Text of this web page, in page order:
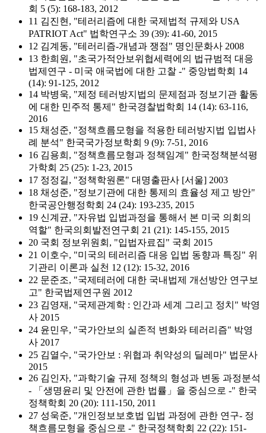
회 5 (5): 168-183, 2012
11 김진현, "테러리즘에 대한 국제법적 규제와 USA
PATRIOT Act" 법학연구소 39 (39): 41-60, 2015
12 김계동, "테러리즘-개념과 쟁점" 명인문화사 2008
13 한희원, "초국가적안보위협세력에의 법규범적 대응
법제연구 - 미국 애국법에 대한 고찰 -" 중앙법학회 14
(14): 91-125, 2012
14 박병욱, "제정 테러방지법의 문제점과 정보기관 활동
에 대한 민주적 통제" 한국경찰법학회 14 (14): 63-116,
2016
15 채성준, "정책흐름모형을 적용한 테러방지법 입법사
례 분석" 한국국가정보학회 9 (9): 7-51, 2016
16 김용희, "정책흐름모형과 정책임계" 한국정책분석평
가학회 25 (25): 1-23, 2015
17 정정길, "정책학원론" 대명출판사 [서울] 2003
18 채성준, "정보기관에 대한 통제의 효율성 제고 방안"
한국공안행정학회 24 (24): 193-235, 2015
19 신계균, "자유법 입법과정을 통해서 본 미국 의회의
역할" 한국의회발전연구회 21 (21): 145-155, 2015
20 국회 정보위원회, "입법자료집" 국회 2015
21 이호수, "미국의 테러리즘 대응 입법 동향과 특징" 위
기관리 이론과 실천 12 (12): 15-32, 2016
22 문준조, "국제테러에 대한 국내법제 개선방안 연구보
고" 한국법제연구원 2012
23 김영재, "국제관계학 : 인간과 세계 그리고 정치" 박영
사 2015
24 윤민우, "국가안보의 실존적 변화와 테러리즘" 박영
사 2017
25 김열수, "국가안보 : 위협과 취약성의 딜레마" 법문사
2015
26 김인자, "과학기술 규제 정책의 형성과 변동 과정분석
- 「생명윤리 및 안전에 관한 법률」을 중심으로 -" 한국
정책학회 20 (20): 111-150, 2011
27 성욱준, "개인정보보호법 입법 과정에 관한 연구- 정
책흐름모형을 중심으로 -" 한국정책학회 22 (22): 151-